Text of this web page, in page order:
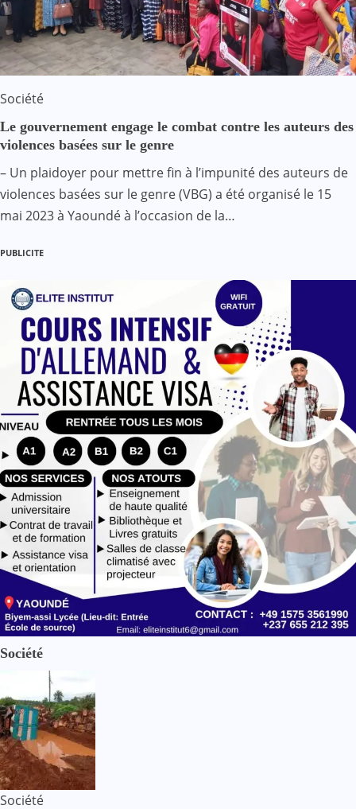
Société
Le gouvernement engage le combat contre les auteurs des
violences basées sur le genre
– Un plaidoyer pour mettre fin à l’impunité des auteurs de
violences basées sur le genre (VBG) a été organisé le 15
mai 2023 à Yaoundé à l’occasion de la…
PUBLICITE
Société
Société